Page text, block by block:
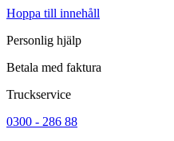
Hoppa till innehåll
Personlig hjälp
Betala med faktura
Truckservice
0300 - 286 88